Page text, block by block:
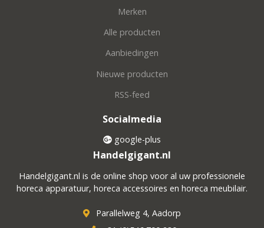
Merken
Alle producten
Aanbiedingen
Nieuwe producten
RSS-feed
Socialmedia
google-plus
Handelgigant.nl
Handelgigant.nl is de online shop voor al uw professionele
horeca apparatuur, horeca accessoires en horeca meubilair.
Parallelweg 4, Aadorp